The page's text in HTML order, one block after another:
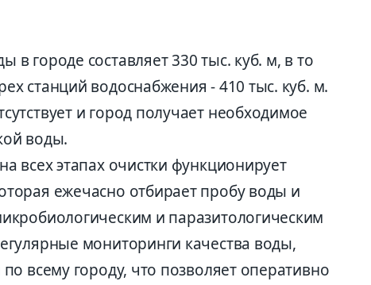
в городе составляет 330 тыс. куб. м, в то
станций водоснабжения - 410 тыс. куб. м.
и город получает необходимое
воды.
всех этапах очистки функционирует
ежечасно отбирает пробу воды и
и паразитологическим
мониторинги качества воды,
всему городу, что позволяет оперативно